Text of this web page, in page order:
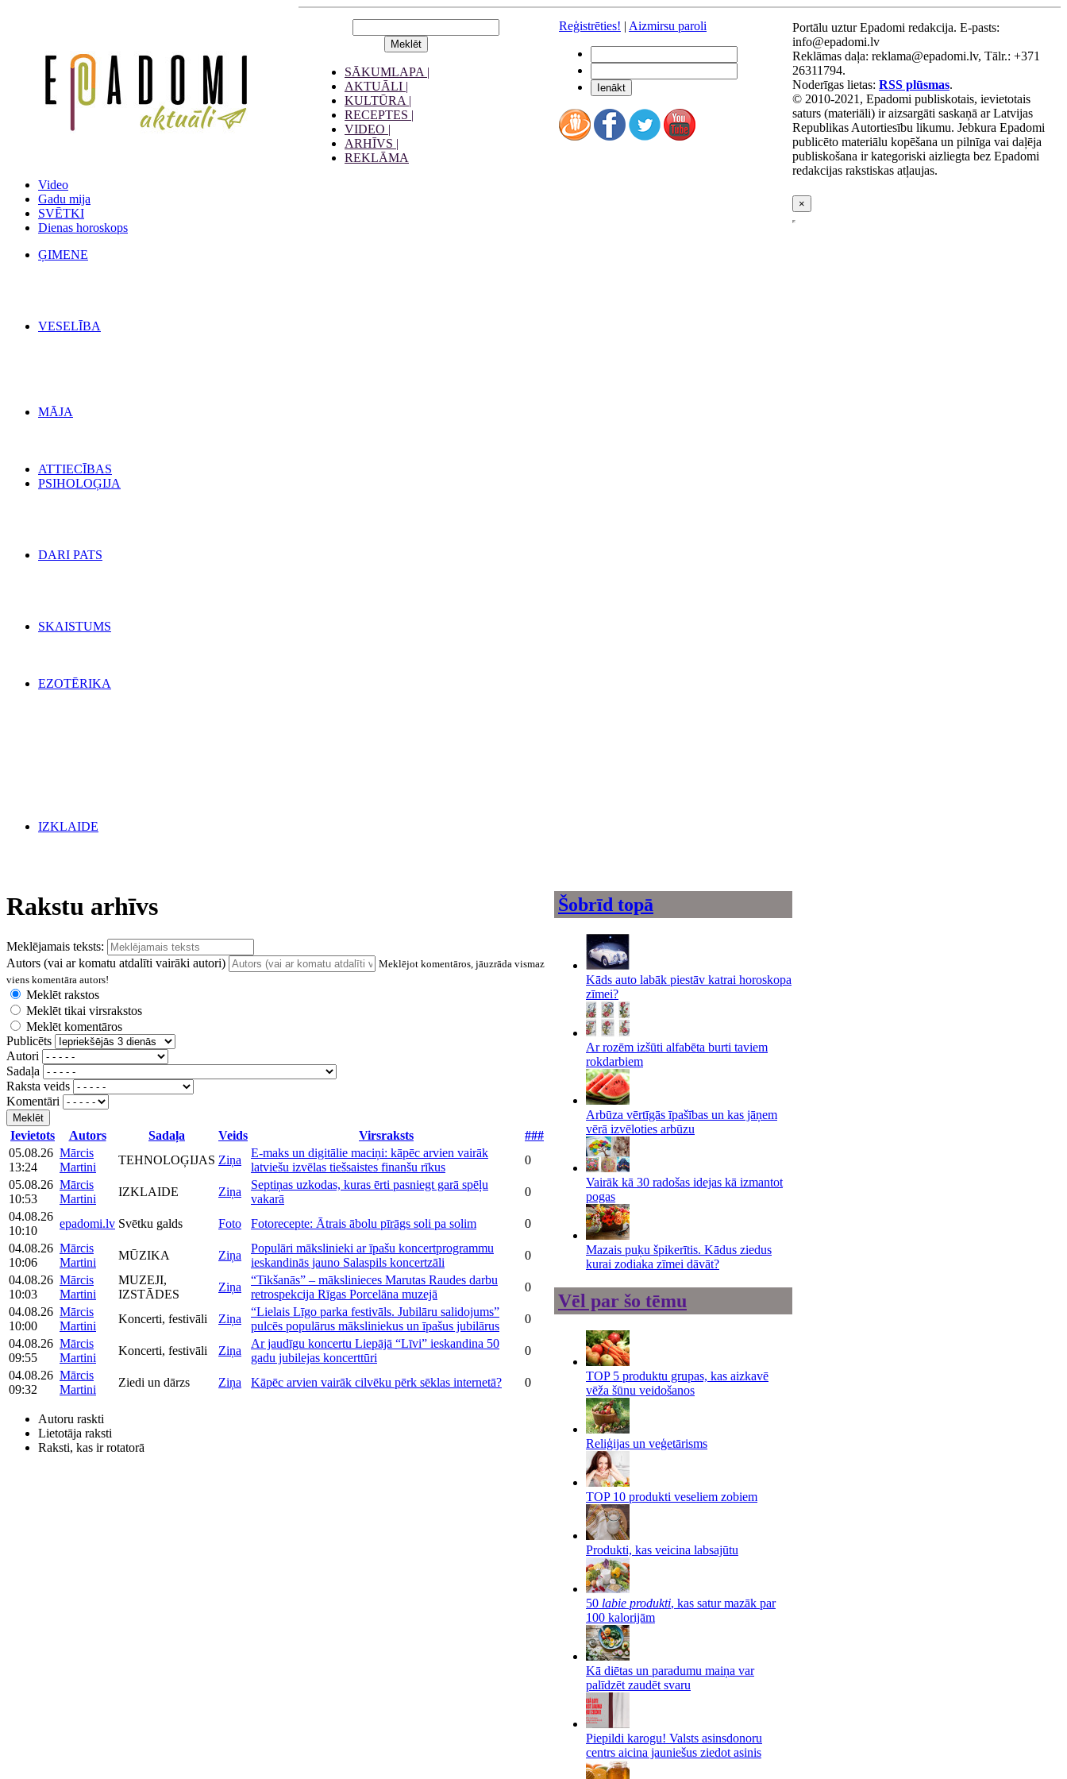
SĀKUMLAPA |
AKTUĀLI |
KULTŪRA |
RECEPTES |
VIDEO |
ARHĪVS |
REKLĀMA
Reģistrēties! | Aizmirsu paroli
Video
Gadu mija
SVĒTKI
Dienas horoskops
ĢIMENE
VESELĪBA
MĀJA
ATTIECĪBAS
PSIHOLOĢIJA
DARI PATS
SKAISTUMS
EZOTĒRIKA
IZKLAIDE
Rakstu arhīvs
Meklējamais teksts:
Autors (vai ar komatu atdalīti vairāki autori)
Meklējot komentāros, jāuzrāda vismaz
viens komentāra autors!
Meklēt rakstos
Meklēt tikai virsrakstos
Meklēt komentāros
Publicēts
Autori
Sadaļa
Raksta veids
Komentāri
Meklēt
Ievietots Autors Sadaļa Veids Virsraksts
###
05.08.26
13:24
Mārcis
Martini
TEHNOLOĢIJAS Ziņa
E-maks un digitālie maciņi: kāpēc arvien vairāk
latviešu izvēlas tiešsaistes finanšu rīkus
0
05.08.26
10:53
Mārcis
Martini
IZKLAIDE Ziņa
Septiņas uzkodas, kuras ērti pasniegt garā spēļu
vakarā
0
04.08.26
10:10
epadomi.lv Svētku galds Foto Fotorecepte: Ātrais ābolu pīrāgs soli pa solim
0
04.08.26
10:06
Mārcis
Martini
MŪZIKA Ziņa
Populāri mākslinieki ar īpašu koncertprogrammu
ieskandinās jauno Salaspils koncertzāli
0
04.08.26
10:03
Mārcis
Martini
MUZEJI,
IZSTĀDES
Ziņa
“Tikšanās” – mākslinieces Marutas Raudes darbu
retrospekcija Rīgas Porcelāna muzejā
0
04.08.26
10:00
Mārcis
Martini
Koncerti, festivāli Ziņa
“Lielais Līgo parka festivāls. Jubilāru salidojums”
pulcēs populārus māksliniekus un īpašus jubilārus
0
04.08.26
09:55
Mārcis
Martini
Koncerti, festivāli Ziņa
Ar jaudīgu koncertu Liepājā “Līvi” ieskandina 50
gadu jubilejas koncerttūri
0
04.08.26
09:32
Mārcis
Martini
Ziedi un dārzs Ziņa Kāpēc arvien vairāk cilvēku pērk sēklas internetā? 0
Autoru raskti
Lietotāja raksti
Raksti, kas ir rotatorā
Šobrīd topā
Kāds auto labāk piestāv katrai horoskopa
zīmei?
Ar rozēm izšūti alfabēta burti taviem
rokdarbiem
Arbūza vērtīgās īpašības un kas jāņem
vērā izvēloties arbūzu
Vairāk kā 30 radošas idejas kā izmantot
pogas
Mazais puķu špikerītis. Kādus ziedus
kurai zodiaka zīmei dāvāt?
Vēl par šo tēmu
TOP 5 produktu grupas, kas aizkavē
vēža šūnu veidošanos
Reliģijas un veģetārisms
TOP 10 produkti veseliem zobiem
Produkti, kas veicina labsajūtu
50 labie produkti, kas satur mazāk par
100 kalorijām
Kā diētas un paradumu maiņa var
palīdzēt zaudēt svaru
Piepildi karogu! Valsts asinsdonoru
centrs aicina jauniešus ziedot asinis
Portālu uztur Epadomi redakcija. E-pasts:
info@epadomi.lv
Reklāmas daļa: reklama@epadomi.lv, Tālr.: +371
26311794.
Noderīgas lietas: RSS plūsmas.
© 2010-2021, Epadomi publiskotais, ievietotais
saturs (materiāli) ir aizsargāti saskaņā ar Latvijas
Republikas Autortiesību likumu. Jebkura Epadomi
publicēto materiālu kopēšana un pilnīga vai daļēja
publiskošana ir kategoriski aizliegta bez Epadomi
redakcijas rakstiskas atļaujas.
×